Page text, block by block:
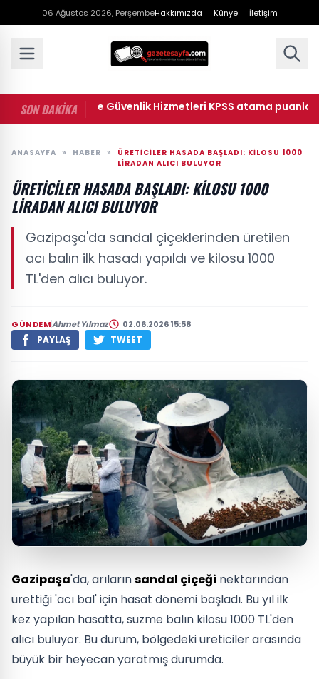
06 Ağustos 2026, PerşembeHakkımızda Künye İletişim
SON DAKİKA
Ceza İnfaz ve Güvenlik Hizmetleri KPSS atama puanları:
ANASAYFA » HABER »
ÜRETICILER HASADA BAŞLADI: KILOSU 1000
LIRADAN ALICI BULUYOR
ÜRETICILER HASADA BAŞLADI: KILOSU 1000
LIRADAN ALICI BULUYOR
Gazipaşa'da sandal çiçeklerinden üretilen
acı balın ilk hasadı yapıldı ve kilosu 1000
TL'den alıcı buluyor.
GÜNDEMAhmet Yılmaz 02.06.2026 15:58
PAYLAŞ TWEET
Gazipaşa'da, arılarınsandal çiçeği nektarından
ürettiği 'acı bal' için hasat dönemi başladı. Bu yıl ilk
kez yapılan hasatta, süzme balın kilosu 1000 TL'den
alıcı buluyor. Bu durum, bölgedeki üreticiler arasında
büyük bir heyecan yaratmış durumda.